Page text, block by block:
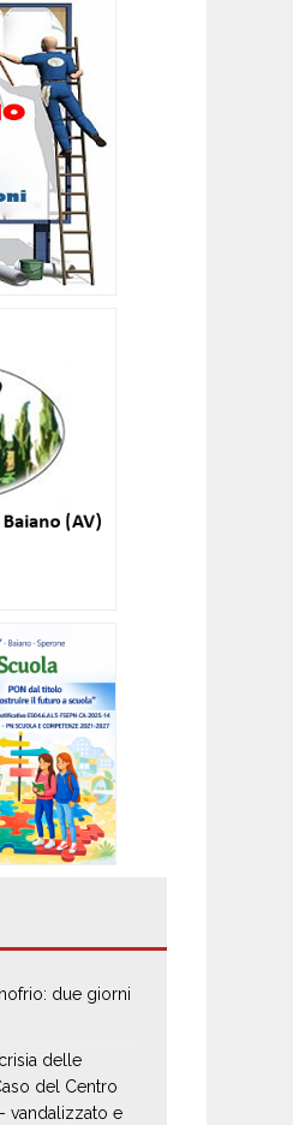
due giorni
delle
del Centro
vandalizzato e